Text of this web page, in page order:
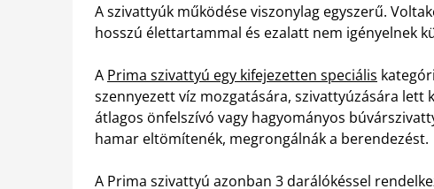
A szivattyúk működése viszonylag egyszerű.
hosszú élettartammal és ezalatt nem igényelnek
A Prima szivattyú egy kifejezetten speciális
szennyezett víz mozgatására, szivattyúzására lett
átlagos önfelszívó vagy hagyományos
hamar eltömítenék, megrongálnák a berendezést.
A Prima szivattyú azonban 3 darálókéssel